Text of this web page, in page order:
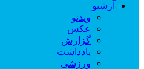
آرشیو
ویدئو
عکس
گزارش
یادداشت
ورزشی